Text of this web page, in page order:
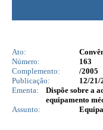
Ato:
Número:
163
Complemento:
/2005
Publicação:
12/21/
Ementa:
Dispõe sobre a
equipamento
Assunto: